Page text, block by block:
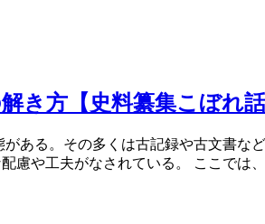
き方【史料纂集こぼれ話
ある。その多くは古記録や古文書
慮や工夫がなされている。 ここで